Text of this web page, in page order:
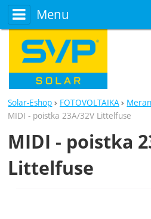
Menu
Solar-Eshop FOTOVOLTAIKA
MIDI - poistka 23A/32V Littelfuse
MIDI - poistka
Littelfuse